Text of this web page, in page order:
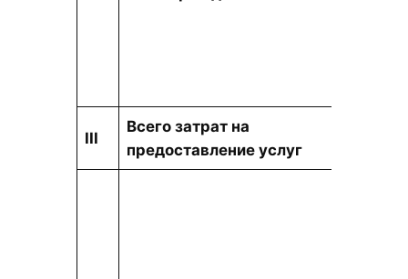
III
Всего затрат на
предоставление услуг